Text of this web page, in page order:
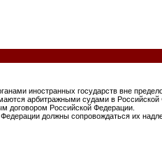
иностранных государств вне
арбитражными судами в
договором Российской Федерации.
должны сопровождаться их